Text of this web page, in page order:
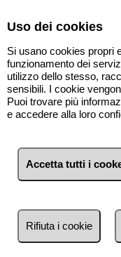
3 Immobili
Più recente
Uso dei cookies
Si usano cookies propri
funzionamento dei
utilizzo dello stesso,
sensibili. I cookie
Puoi trovare più
e accedere alla loro
Accetta tutti i
Rifiuta i cookie